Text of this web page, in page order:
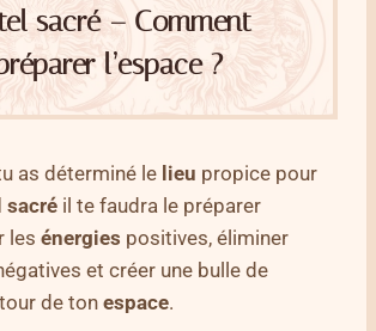
sacré – Comment
l’espace ?
as déterminé le lieu propice pour
sacré il te faudra le préparer
les énergies positives, éliminer
et créer une bulle de
de ton espace.